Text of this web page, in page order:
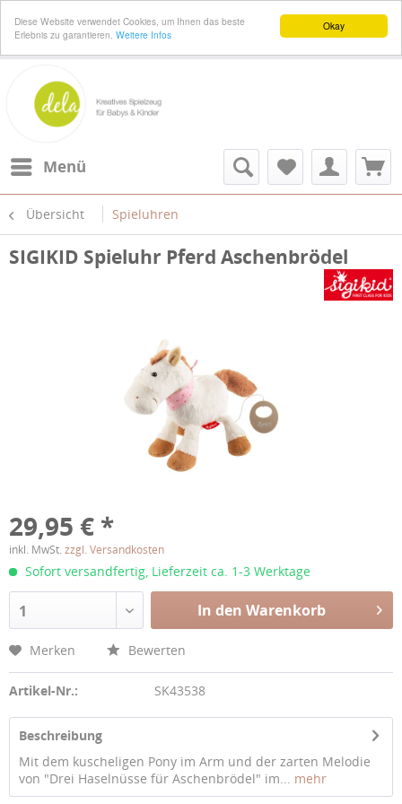
Okay
Diese Website verwendet Cookies, um Ihnen das beste
Erlebnis zu garantieren. Weitere Infos
Menü
Übersicht Spieluhren
SIGIKID Spieluhr Pferd Aschenbrödel
29,95 € *
inkl. MwSt. zzgl. Versandkosten
Sofort versandfertig, Lieferzeit ca. 1-3 Werktage
1 In den Warenkorb
Merken Bewerten
Artikel-Nr.: SK43538
Beschreibung
Mit dem kuscheligen Pony im Arm und der zarten Melodie
von "Drei Haselnüsse für Aschenbrödel" im... mehr